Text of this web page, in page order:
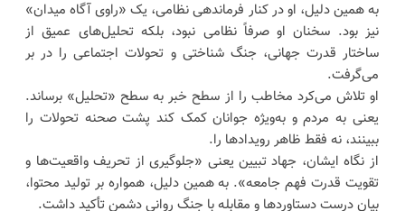
به همین دلیل، او در کنار فرماندهی نظامی، یک «راوی آگاه میدان»
نیز بود. سخنان او صرفاً نظامی نبود، بلکه تحلیل‌های عمیق از
ساختار قدرت جهانی، جنگ شناختی و تحولات اجتماعی را در بر
می‌گرفت.
او تلاش می‌کرد مخاطب را از سطح خبر به سطح «تحلیل» برساند.
یعنی به مردم و به‌ویژه جوانان کمک کند پشت صحنه تحولات را
ببینند، نه فقط ظاهر رویدادها را.
از نگاه ایشان، جهاد تبیین یعنی «جلوگیری از تحریف واقعیت‌ها و
تقویت قدرت فهم جامعه». به همین دلیل، همواره بر تولید محتوا،
بیان درست دستاوردها و مقابله با جنگ روانی دشمن تأکید داشت.